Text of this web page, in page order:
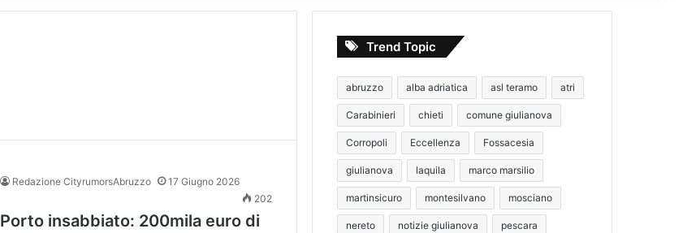
Redazione CityrumorsAbruzzo
17 Giugno 2026
202
Porto insabbiato: 200mila euro di
Trend Topic
abruzzo alba adriatica asl teramo atri
Carabinieri chieti comune giulianova
Corropoli Eccellenza Fossacesia
giulianova laquila marco marsilio
martinsicuro montesilvano mosciano
nereto notizie giulianova pescara